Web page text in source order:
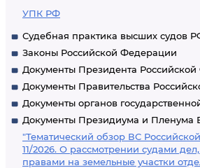
УПК РФ
Судебная практика высших судов
Законы Российской Федерации
Документы Президента
Документы Правительства
Документы органов
Документы Президиума и Пленума
"Тематический обзор ВС
11/2026. О рассмотрении судами
правами на земельные участки